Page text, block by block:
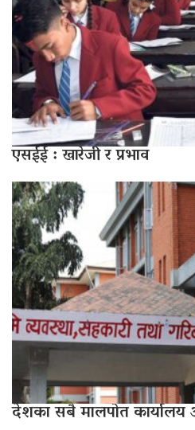
एसईई : खारेजी र प्रभाव
देशका सबै मालपोत कार्यालय